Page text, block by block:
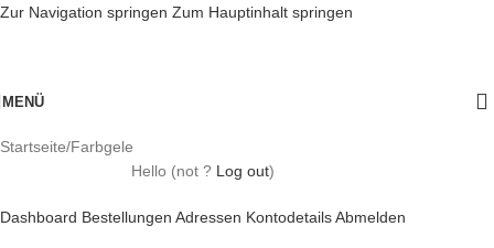
Zur Navigation springen Zum Hauptinhalt springen
MENÜ
Startseite/Farbgele
Hello (not ? Log out)
Dashboard Bestellungen Adressen KontodetailsAbmelden